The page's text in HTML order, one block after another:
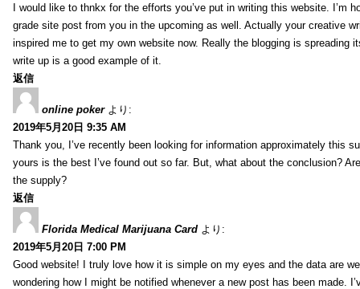
I would like to thnkx for the efforts you’ve put in writing this website. I’m
grade site post from you in the upcoming as well. Actually your creative
inspired me to get my own website now. Really the blogging is spreading
write up is a good example of it.
返信
online poker より:
2019年5月20日 9:35 AM
Thank you, I’ve recently been looking for information approximately this
yours is the best I’ve found out so far. But, what about the conclusion?
the supply?
返信
Florida Medical Marijuana Card より:
2019年5月20日 7:00 PM
Good website! I truly love how it is simple on my eyes and the data are
wondering how I might be notified whenever a new post has been made.